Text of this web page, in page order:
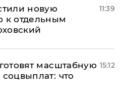
новую
к отдельным
11:39
масштабную
что
15:12